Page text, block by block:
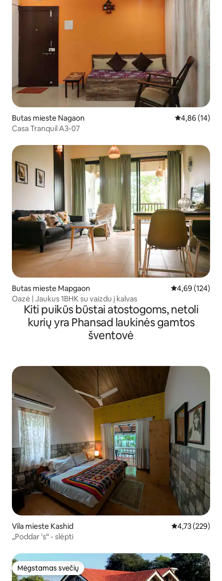
Butas mieste Nagaon Vidutinis
4,86 (14)
Casa Tranquil A3-07
Butas mieste Mapgaon Vidutinis
4,69 (124)
Oazė | Jaukus 1BHK su vaizdu į kalvas
Kiti puikūs būstai atostogoms, netoli
kurių yra Phansad laukinės gamtos
šventovė
Vila mieste Kashid Vidutinis
4,73 (229)
„Poddar 's“ - slėpti
Mėgstamas svečių
Mėgstamas svečių